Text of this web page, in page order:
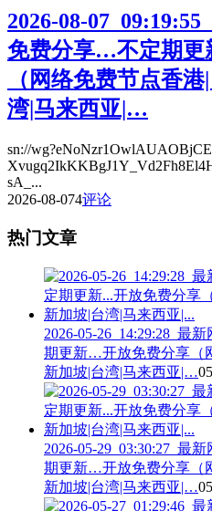
2026-08-
免费分享…不定期
（网络免费节点香
湾|马来西亚|…
sn://
sA_...
2026-08-074评论
热门文章
2026-05-26_14:29:28_最
期更新…开放免费分享（
新加坡|台湾|马来西亚|…
2026-05-29_03:30:27_最
期更新…开放免费分享（
新加坡|台湾|马来西亚|…